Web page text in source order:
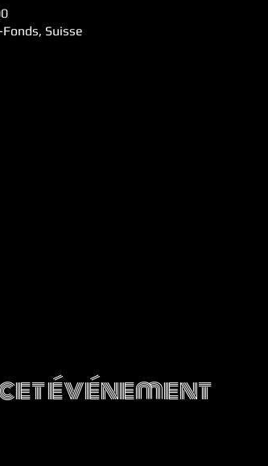
Suisse
événement